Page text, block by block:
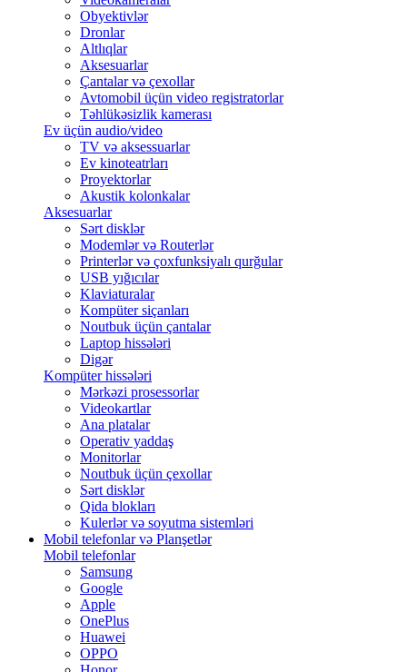
Obyektivlər
Dronlar
Altlıqlar
Aksesuarlar
Çantalar və çexollar
Avtomobil üçün video registratorlar
Təhlükəsizlik kamerası
Ev üçün audio/video
TV və aksessuarlar
Ev kinoteatrları
Proyektorlar
Akustik kolonkalar
Aksesuarlar
Sərt disklər
Modemlər və Routerlər
Printerlər və çoxfunksiyalı qurğular
USB yığıcılar
Klaviaturalar
Kompüter siçanları
Noutbuk üçün çantalar
Laptop hissələri
Digər
Kompüter hissələri
Mərkəzi prosessorlar
Videokartlar
Ana platalar
Operativ yaddaş
Monitorlar
Noutbuk üçün çexollar
Sərt disklər
Qida blokları
Kulerlər və soyutma sistemləri
Mobil telefonlar və Planşetlər
Mobil telefonlar
Samsung
Google
Apple
OnePlus
Huawei
OPPO